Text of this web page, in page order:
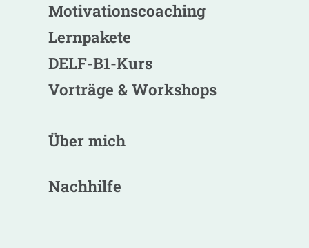
Motivationscoaching
Lernpakete
DELF-B1-Kurs
Vorträge & Workshops
Über mich
Nachhilfe